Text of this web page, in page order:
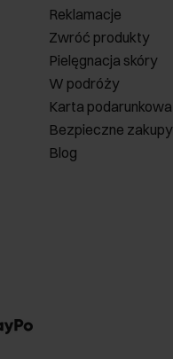
Reklamacje
Zwróć produkty
Pielęgnacja skóry
W podróży
Karta podarunkowa
Bezpieczne zakupy
Blog